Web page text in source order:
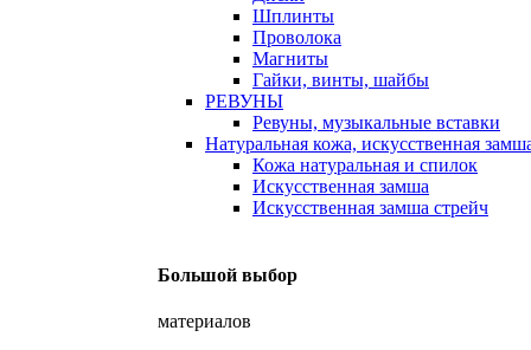
Шплинты
Проволока
Магниты
Гайки, винты, шайбы
РЕВУНЫ
Ревуны, музыкальные вставки
Натуральная кожа, искусственная
Кожа натуральная и спилок
Искусственная замша
Искусственная замша стрейч
Большой выбор
материалов